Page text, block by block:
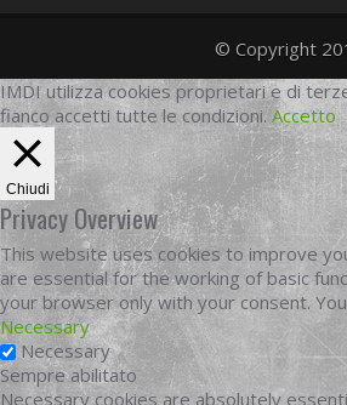
© Copyright
IMDI utilizza cookies proprietari e di
fianco accetti tutte le condizioni. Accetto
Chiudi
Privacy Overview
This website uses cookies to improve
are essential for the working of basic
your browser only with your consent.
Necessary
Necessary
Sempre abilitato
Necessary cookies are absolutely